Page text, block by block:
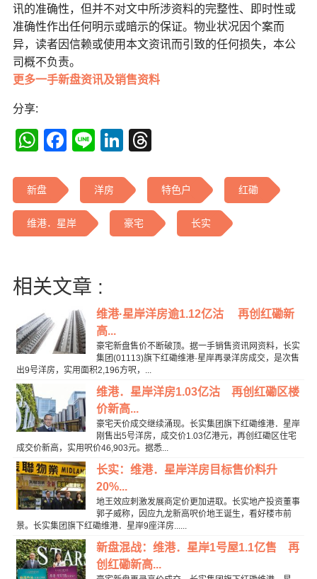
讯的准确性，但并不对文中所涉资料的完整性、即时性或
准确性作出任何明示或暗示的保证。物业状况因个案而
异，读者因信赖或使用本文资讯而引致的任何损失，本公
司概不负责。
更多一手新盘资讯及销售资料
分享:
WhatsApp
Facebook
LineLinkedIn
新盘 洋房 特色户 红磡
维港．星岸 豪宅 长实
相关文章 :
维港·星岸洋房逾1.12亿沽 再创红磡新
高...
豪宅新盘售价不断破顶。据一手销售资讯网资料，长实
集团(01113)旗下红磡维港·星岸再录洋房成交，是次售
出9号洋房，实用面积2,196方呎，...
维港．星岸洋房1.03亿沽 再创红磡区楼
价新高...
豪宅天价成交继续涌现。长实集团旗下红磡维港．星岸
刚售出5号洋房，成交价1.03亿港元，再创红磡区住宅
成交价新高，实用呎价46,903元。据悉...
长实：维港．星岸洋房目标售价料升
20%...
地王效应刺激发展商定价更加进取。长实地产投资董事
郭子威称，因应九龙新高呎价地王诞生，看好楼市前
景。长实集团旗下红磡维港．星岸9座洋房......
新盘混战：维港．星岸1号屋1.1亿售 再
创红磡新高...